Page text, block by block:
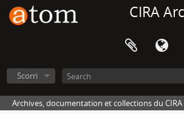
CIRA
Scorri
Archives, documentation et collections du CIRA